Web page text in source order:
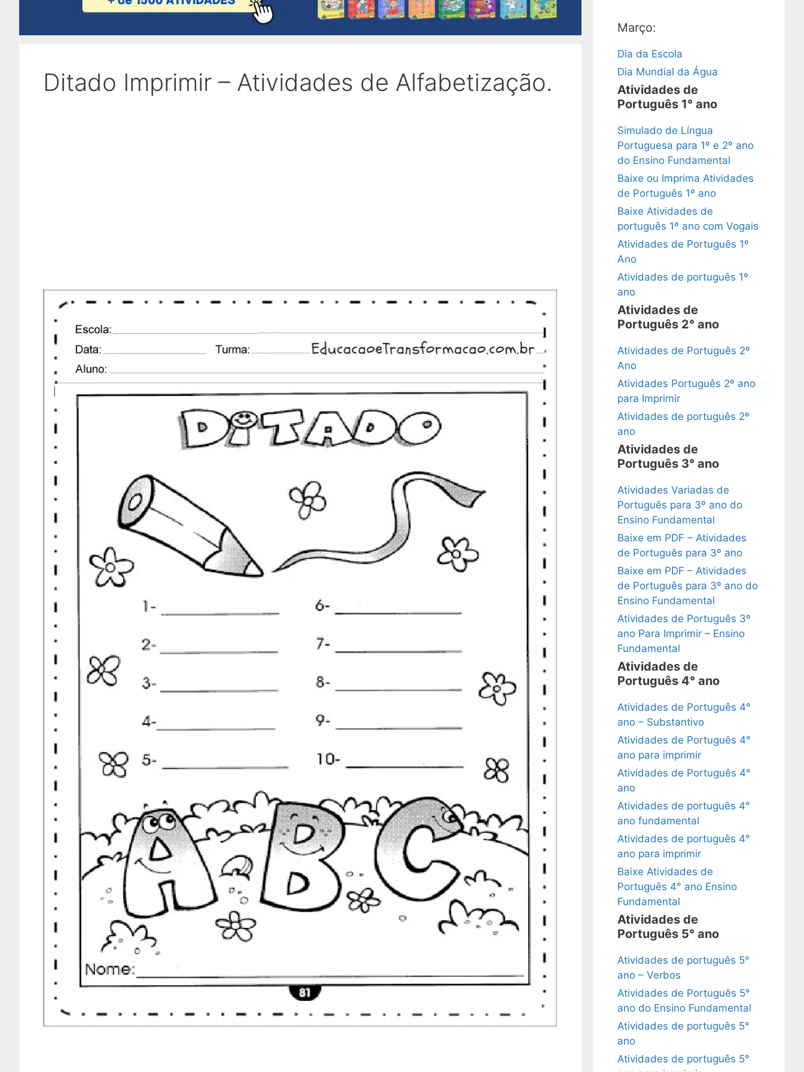
Ditado Imprimir – Atividades de Alfabetização.
Março:
Dia da Escola
Dia Mundial da Água
Atividades de
Português 1° ano
Simulado de Língua
Portuguesa para 1º e 2º ano
do Ensino Fundamental
Baixe ou Imprima Atividades
de Português 1º ano
Baixe Atividades de
português 1º ano com Vogais
Atividades de Português 1º
Ano
Atividades de português 1º
ano
Atividades de
Português 2° ano
Atividades de Português 2º
Ano
Atividades Português 2º ano
para Imprimir
Atividades de português 2º
ano
Atividades de
Português 3° ano
Atividades Variadas de
Português para 3º ano do
Ensino Fundamental
Baixe em PDF – Atividades
de Português para 3º ano
Baixe em PDF – Atividades
de Português para 3º ano do
Ensino Fundamental
Atividades de Português 3º
ano Para Imprimir – Ensino
Fundamental
Atividades de
Português 4° ano
Atividades de Português 4°
ano – Substantivo
Atividades de Português 4°
ano para imprimir
Atividades de Português 4°
ano
Atividades de português 4°
ano fundamental
Atividades de português 4°
ano para imprimir
Baixe Atividades de
Português 4° ano Ensino
Fundamental
Atividades de
Português 5° ano
Atividades de português 5°
ano – Verbos
Atividades de Português 5°
ano do Ensino Fundamental
Atividades de português 5°
ano
Atividades de português 5°